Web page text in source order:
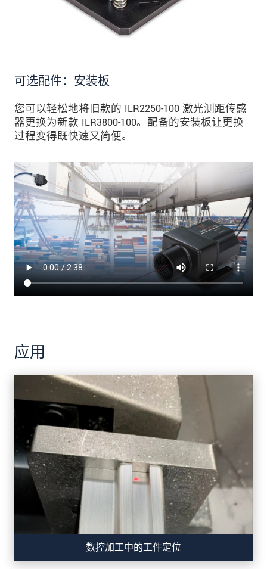
可选配件：安装板
您可以轻松地将旧款的 ILR2250-100 激光测距传感
器更换为新款 ILR3800-100。配备的安装板让更换
过程变得既快速又简便。
应用
数控加工中的工件定位